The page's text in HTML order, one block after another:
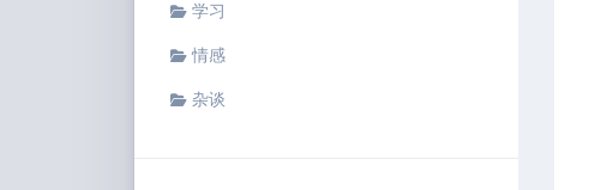
学习
情感
杂谈